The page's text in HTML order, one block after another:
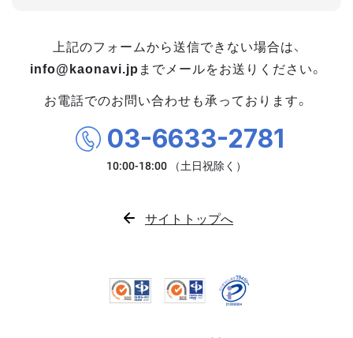
上記のフォームから送信できない場合は、
info@kaonavi.jp までメールをお送りください。
お電話でのお問い合わせも承っております。
03-6633-2781
サイトトップへ